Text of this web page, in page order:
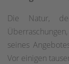
Die Natur,
seines
Vor einigen